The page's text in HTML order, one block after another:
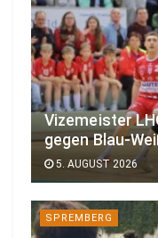
Vizemeister
gegen Blau-
5. AUGUST 2026
SPREMBERG